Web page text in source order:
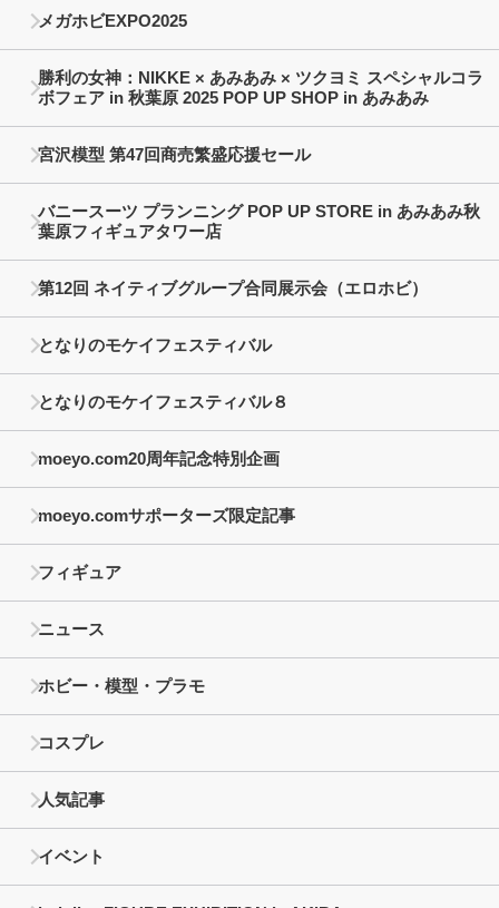
メガホビEXPO2025
勝利の女神：NIKKE × あみあみ × ツクヨミ スペシャルコラ
ボフェア in 秋葉原 2025 POP UP SHOP in あみあみ
宮沢模型 第47回商売繁盛応援セール
バニースーツ プランニング POP UP STORE in あみあみ秋
葉原フィギュアタワー店
第12回 ネイティブグループ合同展示会（エロホビ）
となりのモケイフェスティバル
となりのモケイフェスティバル８
moeyo.com20周年記念特別企画
moeyo.comサポーターズ限定記事
フィギュア
ニュース
ホビー・模型・プラモ
コスプレ
人気記事
イベント